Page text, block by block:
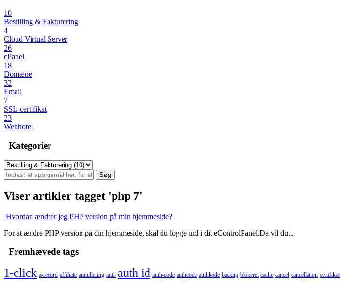
10
Bestilling & Fakturering
4
Cloud Virtual Server
26
cPanel
18
Domæne
32
Email
7
SSL-certifikat
23
Webhotel
Kategorier
Viser artikler tagget 'php 7'
Hvordan ændrer jeg PHP version på min hjemmeside?
For at ændre PHP version på din hjemmeside, skal du logge ind i dit eControlPanel.Da vil du...
Fremhævede tags
1-click a-record affiliate annullering auth auth id auth-code authcode authkode backup blokeret cache cancel cancellation certifikat